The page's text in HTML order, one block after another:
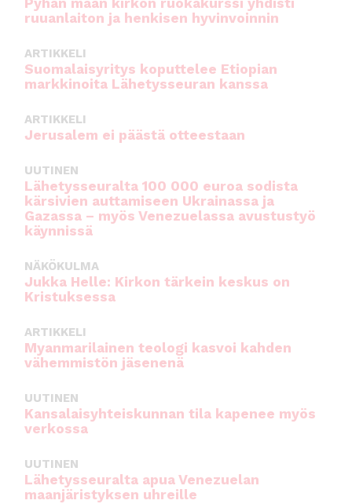
Pyhän maan kirkon ruokakurssi yhdisti
ruuanlaiton ja henkisen hyvinvoinnin
ARTIKKELI
Suomalaisyritys koputtelee Etiopian
markkinoita Lähetysseuran kanssa
ARTIKKELI
Jerusalem ei päästä otteestaan
UUTINEN
Lähetysseuralta 100 000 euroa sodista
kärsivien auttamiseen Ukrainassa ja
Gazassa – myös Venezuelassa avustustyö
käynnissä
NÄKÖKULMA
Jukka Helle: Kirkon tärkein keskus on
Kristuksessa
ARTIKKELI
Myanmarilainen teologi kasvoi kahden
vähemmistön jäsenenä
UUTINEN
Kansalaisyhteiskunnan tila kapenee myös
verkossa
UUTINEN
Lähetysseuralta apua Venezuelan
maanjäristyksen uhreille